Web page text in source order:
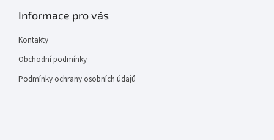
Informace pro vás
Kontakty
Obchodní podmínky
Podmínky ochrany osobních údajů